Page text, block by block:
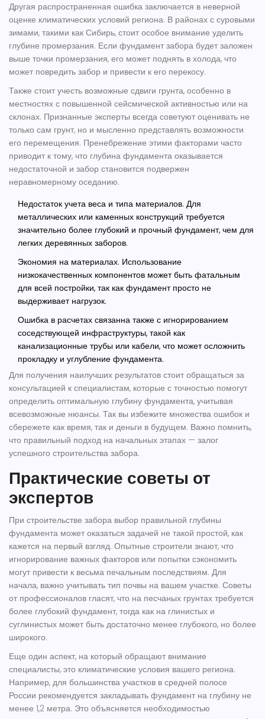
Другая распространенная ошибка заключается в неверной
оценке климатических условий региона. В районах с суровыми
зимами, такими как Сибирь, стоит особое внимание уделить
глубине промерзания. Если фундамент забора будет заложен
выше точки промерзания, его может поднять в холода, что
может повредить забор и привести к его перекосу.
Также стоит учесть возможные сдвиги грунта, особенно в
местностях с повышенной сейсмической активностью или на
склонах. Признанные эксперты всегда советуют оценивать не
только сам грунт, но и мысленно представлять возможности
его перемещения. Пренебрежение этими факторами часто
приводит к тому, что глубина фундамента оказывается
недостаточной и забор становится подвержен
неравномерному оседанию.
Недостаток учета веса и типа материалов. Для
металлических или каменных конструкций требуется
значительно более глубокий и прочный фундамент, чем для
легких деревянных заборов.
Экономия на материалах. Использование
низкокачественных компонентов может быть фатальным
для всей постройки, так как фундамент просто не
выдерживает нагрузок.
Ошибка в расчетах связанна также с игнорированием
соседствующей инфраструктуры, такой как
канализационные трубы или кабели, что может осложнить
прокладку и углубление фундамента.
Для получения наилучших результатов стоит обращаться за
консультацией к специалистам, которые с точностью помогут
определить оптимальную глубину фундамента, учитывая
всевозможные нюансы. Так вы избежите множества ошибок и
сбережете как время, так и деньги в будущем. Важно помнить,
что правильный подход на начальных этапах — залог
успешного строительства забора.
Практические советы от
экспертов
При строительстве забора выбор правильной глубины
фундамента может оказаться задачей не такой простой, как
кажется на первый взгляд. Опытные строители знают, что
игнорирование важных факторов или попытки сэкономить
могут привести к весьма печальным последствиям. Для
начала, важно учитывать тип почвы на вашем участке. Советы
от профессионалов гласят, что на песчаных грунтах требуется
более глубокий фундамент, тогда как на глинистых и
суглинистых может быть достаточно менее глубокого, но более
широкого.
Еще один аспект, на который обращают внимание
специалисты, это климатические условия вашего региона.
Например, для большинства участков в средней полосе
России рекомендуется закладывать фундамент на глубину не
менее 1,2 метра. Это объясняется необходимостью